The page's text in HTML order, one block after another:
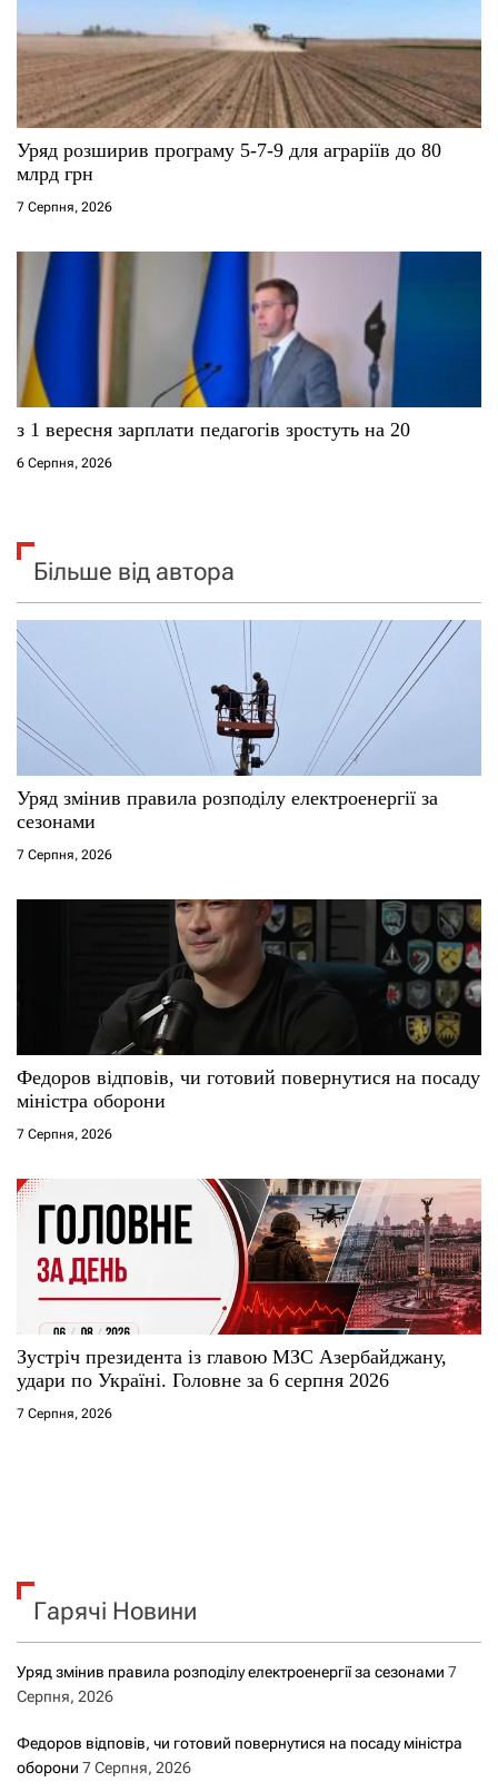
Уряд розширив програму 5-7-9 для аграріїв до 80
млрд грн
7 Серпня, 2026
з 1 вересня зарплати педагогів зростуть на 20
6 Серпня, 2026
Більше від автора
Уряд змінив правила розподілу електроенергії за
сезонами
7 Серпня, 2026
Федоров відповів, чи готовий повернутися на посаду
міністра оборони
7 Серпня, 2026
Зустріч президента із главою МЗС Азербайджану,
удари по Україні. Головне за 6 серпня 2026
7 Серпня, 2026
Гарячі Новини
Уряд змінив правила розподілу електроенергії за сезонами 7
Серпня, 2026
Федоров відповів, чи готовий повернутися на посаду міністра
оборони 7 Серпня, 2026